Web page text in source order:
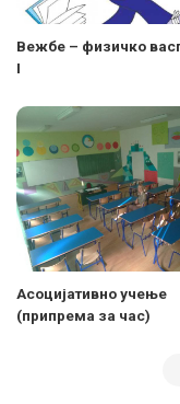
Вежбе – физичко
I
Асоцијативно учење
(припрема за час)